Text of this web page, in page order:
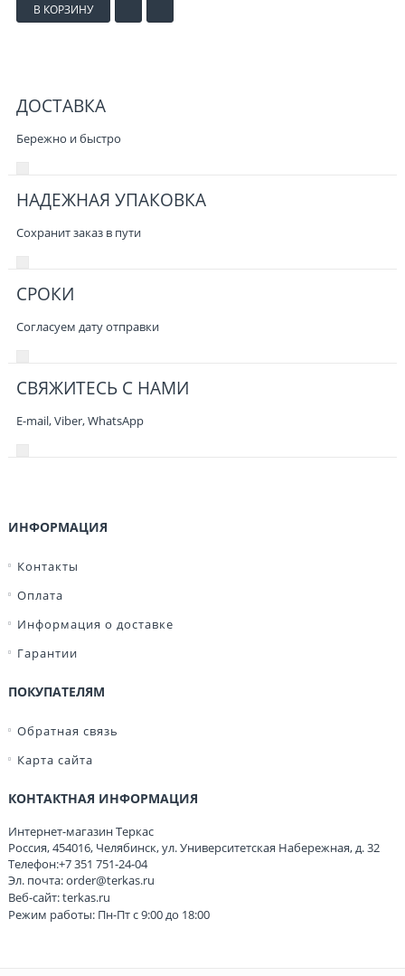
В КОРЗИНУ
ДОСТАВКА
Бережно и быстро
НАДЕЖНАЯ УПАКОВКА
Сохранит заказ в пути
СРОКИ
Согласуем дату отправки
СВЯЖИТЕСЬ С НАМИ
E-mail, Viber,WhatsApp
ИНФОРМАЦИЯ
Контакты
Оплата
Информация о доставке
Гарантии
ПОКУПАТЕЛЯМ
Обратная связь
Карта сайта
КОНТАКТНАЯ ИНФОРМАЦИЯ
Интернет-магазин Теркас
Россия,454016, Челябинск,ул. Университетская Набережная, д. 32
Телефон:+7 351 751-24-04
Эл. почта:order@terkas.ru
Веб-сайт:terkas.ru
Режим работы: Пн-Пт с 9:00 до 18:00